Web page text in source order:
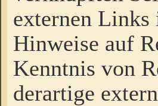
externen Links
Hinweise auf
Kenntnis von
derartige